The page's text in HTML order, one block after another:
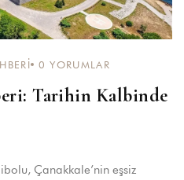
0 YORUMLAR
Tarihin Kalbinde
Çanakkale’nin eşsiz